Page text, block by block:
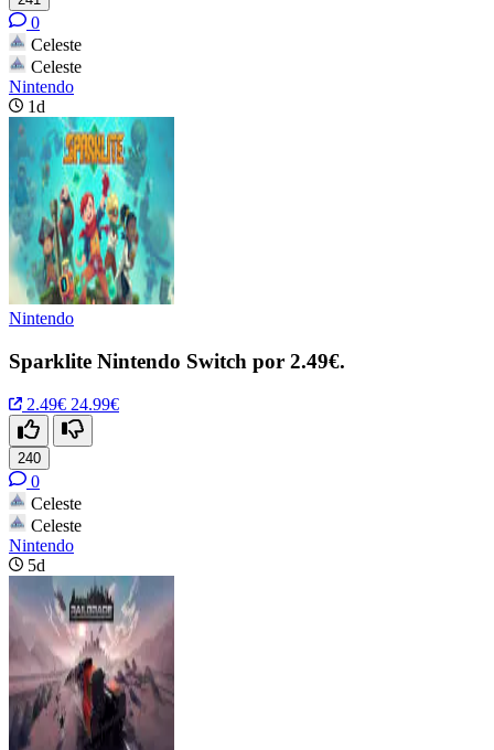
0
Celeste
Celeste
Nintendo
1d
Nintendo
Sparklite Nintendo Switch por 2.49€.
2.49€ 24.99€
240
0
Celeste
Celeste
Nintendo
5d